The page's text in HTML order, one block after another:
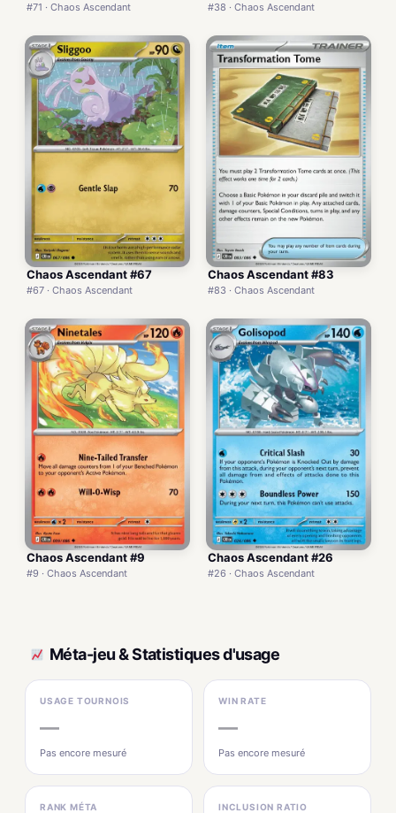
#71 · Chaos Ascendant #38 · Chaos Ascendant
Chaos Ascendant #67
#67 · Chaos Ascendant
Chaos Ascendant #83
#83 · Chaos Ascendant
Chaos Ascendant #9
#9 · Chaos Ascendant
Chaos Ascendant #26
#26 · Chaos Ascendant
Méta-jeu & Statistiques d'usage
USAGE TOURNOIS
—
Pas encore mesuré
WIN RATE
—
Pas encore mesuré
RANK MÉTA INCLUSION RATIO